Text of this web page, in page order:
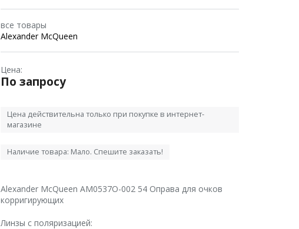
все товары
Alexander McQueen
Цена:
По запросу
Цена действительна только при покупке в интернет-
магазине
Наличие товара: Мало. Спешите заказать!
Alexander McQueen AM0537O-002 54 Оправа для очков
корригирующих
Линзы с поляризацией: